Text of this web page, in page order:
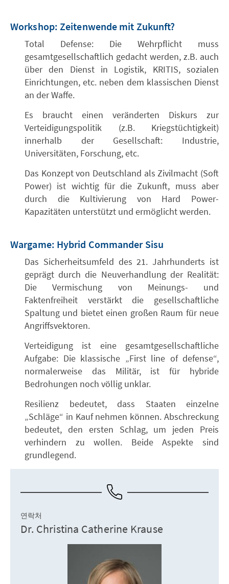
Workshop: Zeitenwende mit Zukunft?
Total Defense: Die Wehrpflicht muss
gesamtgesellschaftlich gedacht werden, z.B. auch
über den Dienst in Logistik, KRITIS, sozialen
Einrichtungen, etc. neben dem klassischen Dienst
an der Waffe.
Es braucht einen veränderten Diskurs zur
Verteidigungspolitik (z.B. Kriegstüchtigkeit)
innerhalb der Gesellschaft: Industrie,
Universitäten, Forschung, etc.
Das Konzept von Deutschland als Zivilmacht (Soft
Power) ist wichtig für die Zukunft, muss aber
durch die Kultivierung von Hard Power-
Kapazitäten unterstützt und ermöglicht werden.
Wargame: Hybrid Commander Sisu
Das Sicherheitsumfeld des 21. Jahrhunderts ist
geprägt durch die Neuverhandlung der Realität:
Die Vermischung von Meinungs- und
Faktenfreiheit verstärkt die gesellschaftliche
Spaltung und bietet einen großen Raum für neue
Angriffsvektoren.
Verteidigung ist eine gesamtgesellschaftliche
Aufgabe: Die klassische „First line of defense“,
normalerweise das Militär, ist für hybride
Bedrohungen noch völlig unklar.
Resilienz bedeutet, dass Staaten einzelne
„Schläge“ in Kauf nehmen können. Abschreckung
bedeutet, den ersten Schlag, um jeden Preis
verhindern zu wollen. Beide Aspekte sind
grundlegend.
연락처
Dr. Christina Catherine Krause